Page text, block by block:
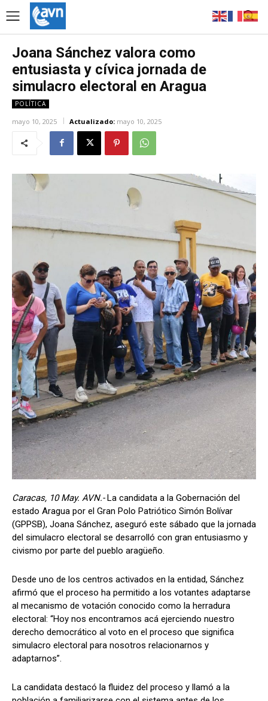
Joana Sánchez valora como
entusiasta y cívica jornada de
simulacro electoral en Aragua
POLÍTICA
mayo 10, 2025 Actualizado: mayo 10, 2025
Caracas, 10 May. AVN.-La candidata a la Gobernación del
estado Aragua por el Gran Polo Patriótico Simón Bolívar
(GPPSB), Joana Sánchez, aseguró este sábado que la jornada
del simulacro electoral se desarrolló con gran entusiasmo y
civismo por parte del pueblo aragüeño.
Desde uno de los centros activados en la entidad, Sánchez
afirmó que el proceso ha permitido a los votantes adaptarse
al mecanismo de votación conocido como la herradura
electoral: “Hoy nos encontramos acá ejerciendo nuestro
derecho democrático al voto en el proceso que significa
simulacro electoral para nosotros relacionarnos y
adaptarnos”.
La candidata destacó la fluidez del proceso y llamó a la